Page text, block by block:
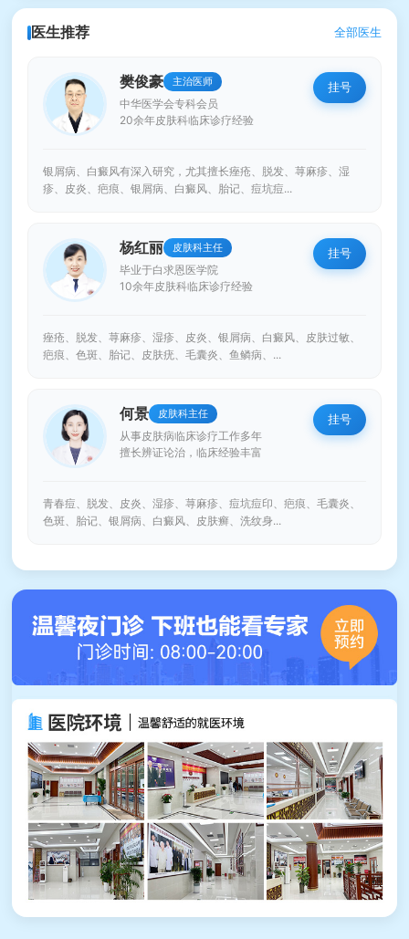
医生推荐 全部医生
樊俊豪 主治医师
中华医学会专科会员
20余年皮肤科临床诊疗经验
挂号
银屑病、白癜风有深入研究，尤其擅长痤疮、脱发、荨麻疹、湿
疹、皮炎、疤痕、银屑病、白癜风、胎记、痘坑痘...
杨红丽 皮肤科主任
毕业于白求恩医学院
10余年皮肤科临床诊疗经验
挂号
痤疮、脱发、荨麻疹、湿疹、皮炎、银屑病、白癜风、皮肤过敏、
疤痕、色斑、胎记、皮肤疣、毛囊炎、鱼鳞病、...
何景 皮肤科主任
从事皮肤病临床诊疗工作多年
擅长辨证论治，临床经验丰富
挂号
青春痘、脱发、皮炎、湿疹、荨麻疹、痘坑痘印、疤痕、毛囊炎、
色斑、胎记、银屑病、白癜风、皮肤癣、洗纹身...